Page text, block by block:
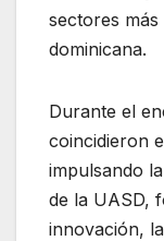
sectores
dominicana.
Durante el
coincidieron
impulsando
de la UASD,
innovación,